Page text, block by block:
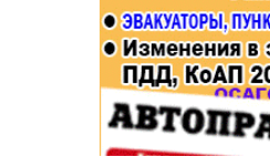
Спорт Фитнес
Недвижимость
Красота Косметология